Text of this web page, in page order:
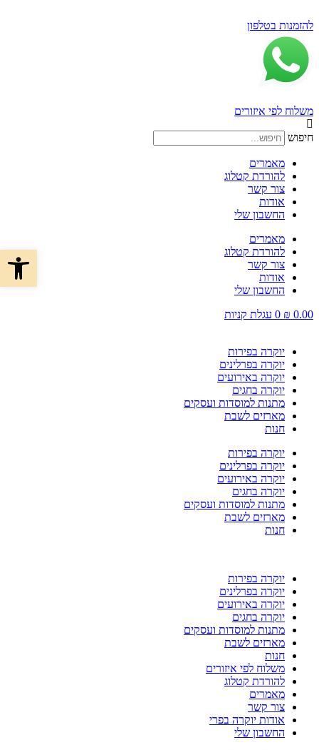
לתוכן
להזמנות בטלפון
משלוח לפי איזורים
חיפוש
מאמרים
להורדת קטלוג
צור קשר
אודות
החשבון שלי
מאמרים
להורדת קטלוג
צור קשר
אודות
החשבון שלי
₪ 0.00
0 עגלת קניות
יוקרה בפירות
יוקרה בפרלינים
יוקרה באירועים
יוקרה בחגים
מתנות למוסדות ועסקים
מארזים לשבת
חנות
יוקרה בפירות
יוקרה בפרלינים
יוקרה באירועים
יוקרה בחגים
מתנות למוסדות ועסקים
מארזים לשבת
חנות
יוקרה בפירות
יוקרה בפרלינים
יוקרה באירועים
יוקרה בחגים
מתנות למוסדות ועסקים
מארזים לשבת
חנות
משלוח לפי איזורים
להורדת קטלוג
מאמרים
צור קשר
אודות יוקרה בפרי
החשבון שלי
פתח